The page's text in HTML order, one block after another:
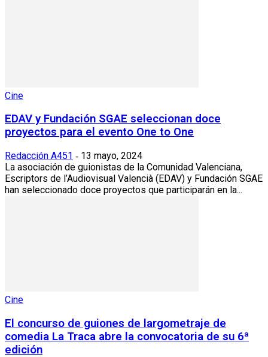
Cine
EDAV y Fundación SGAE seleccionan doce
proyectos para el evento One to One
Redacción A451 - 13 mayo, 2024
La asociación de guionistas de la Comunidad Valenciana,
Escriptors de l’Audiovisual Valencià (EDAV) y Fundación SGAE
han seleccionado doce proyectos que participarán en la...
Cine
El concurso de guiones de largometraje de
comedia La Traca abre la convocatoria de su 6ª
edición